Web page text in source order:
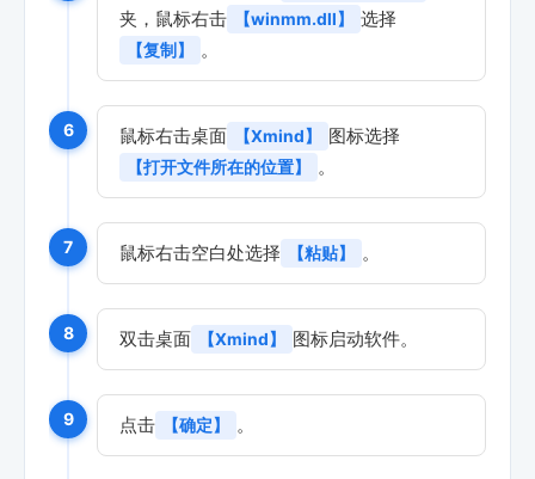
夹，鼠标右击
【winmm.dll】 选择
【复制】 。
6 鼠标右击桌面 【Xmind】 图标选择
【打开文件所在的位置】 。
7 鼠标右击空白处选择 【粘贴】 。
8 双击桌面 【Xmind】 图标启动软件。
9 点击 【确定】 。